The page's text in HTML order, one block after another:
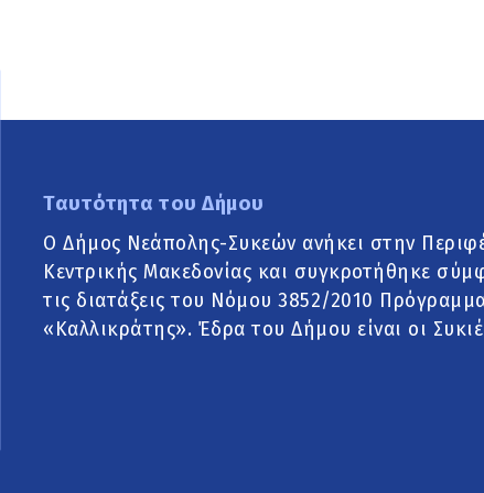
Ταυτότητα του Δήμου
Ο Δήμος Νεάπολης-Συκεών ανήκει στην
Κεντρικής Μακεδονίας και συγκροτήθηκε
τις διατάξεις του Νόμου 3852/2010
«Καλλικράτης». Έδρα του Δήμου είναι οι